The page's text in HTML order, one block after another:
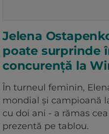
Jelena
poate surprinde
concurență la
În turneul feminin,
mondial și campioană
cu doi ani - a rămas
prezentă pe tablou.